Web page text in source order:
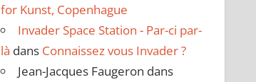
for Kunst, Copenhague
Invader Space Station - Par-ci par-
là dans Connaissez vous Invader ?
Jean-Jacques Faugeron dans